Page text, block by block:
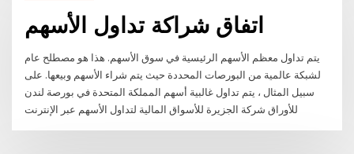
اتفاق شراكة تداول الأسهم
يتم تداول معظم الأسهم الرئيسية في سوق الأسهم. هذا هو مصطلح عام
لشبكة عالمية من البورصات المحددة حيث يتم شراء الأسهم وبيعها. على
سبيل المثال ، يتم تداول غالبية أسهم المملكة المتحدة في بورصة لندن
للأوراق شركة الجزيرة للأسواق المالية لتداول الأسهم عبر الإنترنت